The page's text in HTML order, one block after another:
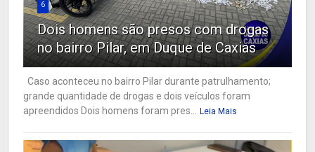
6
Dois homens são presos com drogas
no bairro Pilar, em Duque de Caxias
Caso aconteceu no bairro Pilar durante patrulhamento;
grande quantidade de drogas e dois veículos foram
apreendidos Dois homens foram pres...
Leia Mais